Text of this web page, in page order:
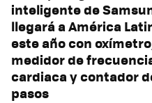
inteligente de
llegará a América
este año con
medidor de
cardiaca y contador
pasos